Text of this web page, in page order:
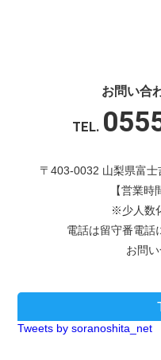
お問い合
TEL.
〒403-0032 山梨県富
【営業
※少人数
電話は留守番電話
お問
Tweets by soranoshita_net